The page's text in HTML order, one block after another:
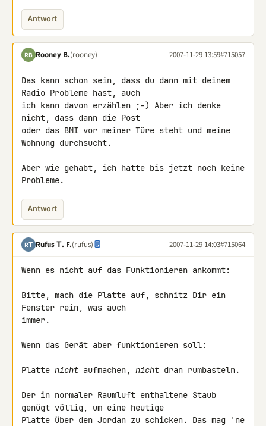
Antwort
RB Rooney B.(rooney) 2007-11-29 13:59#715057
Das kann schon sein, dass du dann mit deinem
Radio Probleme hast, auch
ich kann davon erzählen ;-) Aber ich denke
nicht, dass dann die Post
oder das BMI vor meiner Türe steht und meine
Wohnung durchsucht.
Aber wie gehabt, ich hatte bis jetzt noch keine
Probleme.
Antwort
RΤ Rufus Τ. F.(rufus) 2007-11-29 14:03#715064
Wenn es nicht auf das Funktionieren ankommt:
Bitte, mach die Platte auf, schnitz Dir ein
Fenster rein, was auch
immer.
Wenn das Gerät aber funktionieren soll:
Platte nicht aufmachen, nicht dran rumbasteln.
Der in normaler Raumluft enthaltene Staub
genügt völlig, um eine heutige
Platte über den Jordan zu schicken. Das mag 'ne